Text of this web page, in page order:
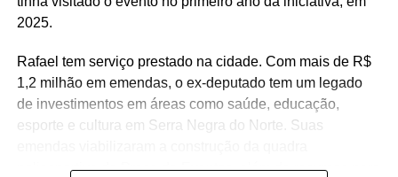
2025.
Rafael tem serviço prestado na cidade. Com mais de R$
1,2 milhão em emendas, o ex-deputado tem um legado
de investimentos em áreas como saúde, educação,
esporte e cultura em Serra Negra do Norte. Suas
poliesportiva da Praça de Eventos, além de recursos para